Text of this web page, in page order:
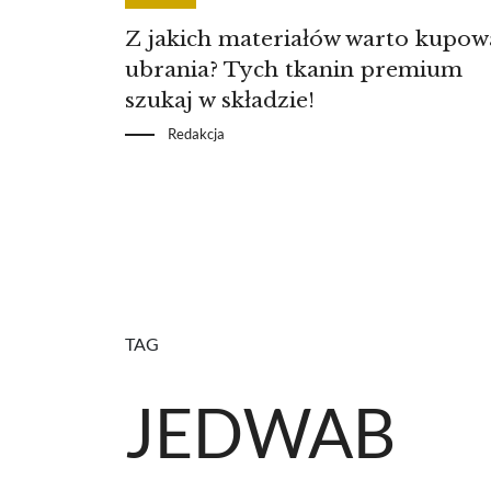
Z jakich materiałów warto
ubrania? Tych tkanin premium
szukaj w składzie!
Redakcja
TAG
JEDWAB